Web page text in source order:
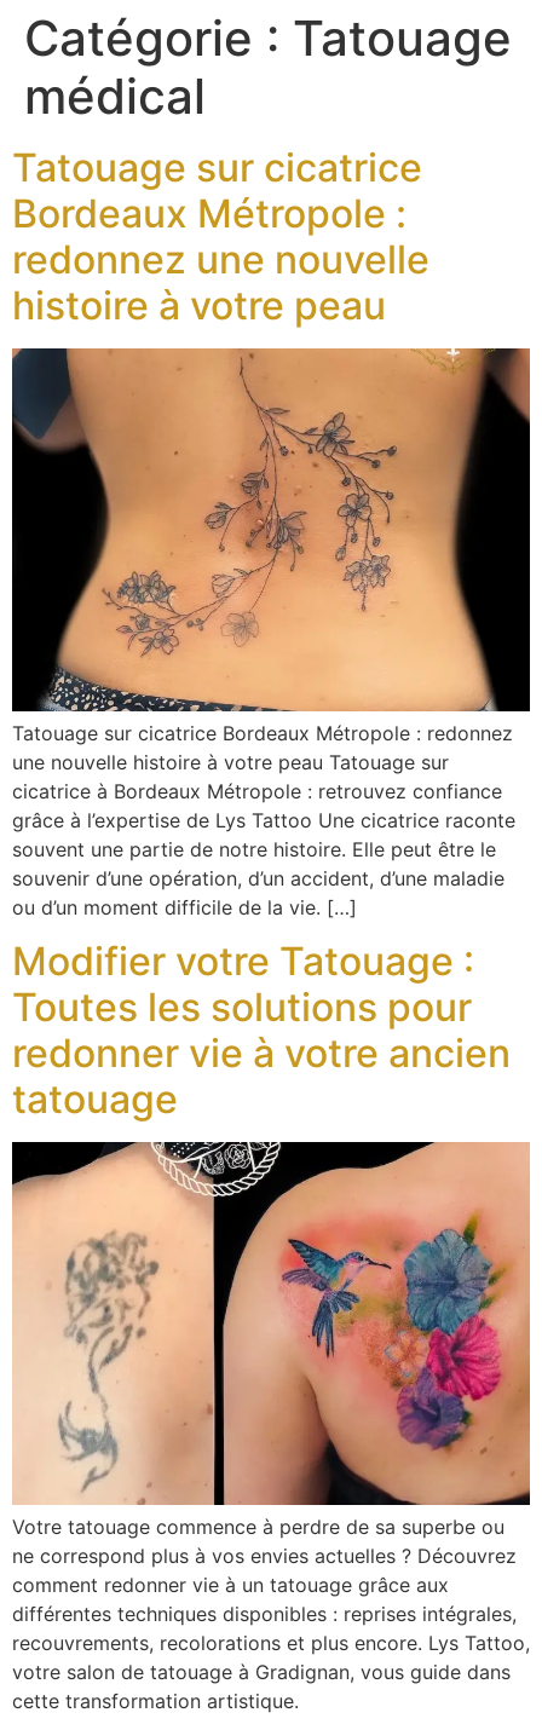
Catégorie : Tatouage
médical
Tatouage sur cicatrice
Bordeaux Métropole :
redonnez une nouvelle
histoire à votre peau
Tatouage sur cicatrice Bordeaux Métropole : redonnez
une nouvelle histoire à votre peau Tatouage sur
cicatrice à Bordeaux Métropole : retrouvez confiance
grâce à l’expertise de Lys Tattoo Une cicatrice raconte
souvent une partie de notre histoire. Elle peut être le
souvenir d’une opération, d’un accident, d’une maladie
ou d’un moment difficile de la vie. […]
Modifier votre Tatouage :
Toutes les solutions pour
redonner vie à votre ancien
tatouage
Votre tatouage commence à perdre de sa superbe ou
ne correspond plus à vos envies actuelles ? Découvrez
comment redonner vie à un tatouage grâce aux
différentes techniques disponibles : reprises intégrales,
recouvrements, recolorations et plus encore. Lys Tattoo,
votre salon de tatouage à Gradignan, vous guide dans
cette transformation artistique.